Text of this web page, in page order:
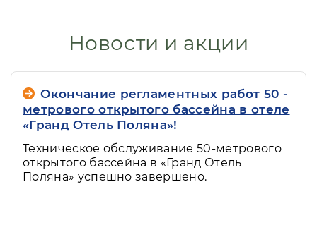
ночь проживания 2 500 рублей.
Разрешено пребывание со
следующими домашними животными:
собаки мини-пород и средних пород
(не бойцовских), ростом не более 35
см в холке, кошками, птицами.
поводырями.
Проживание с дикими животными
Новости и акции
Окончание регламентных работ 50 -
метрового открытого бассейна в отеле
«Гранд Отель Поляна»!
Техническое обслуживание 50-метрового
открытого бассейна в «Гранд Отель
Поляна» успешно завершено.